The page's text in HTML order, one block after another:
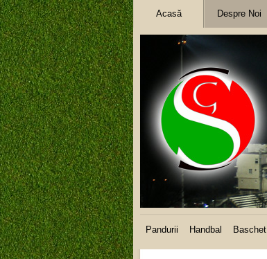
Acasă Despre Noi
Pandurii Handbal Baschet